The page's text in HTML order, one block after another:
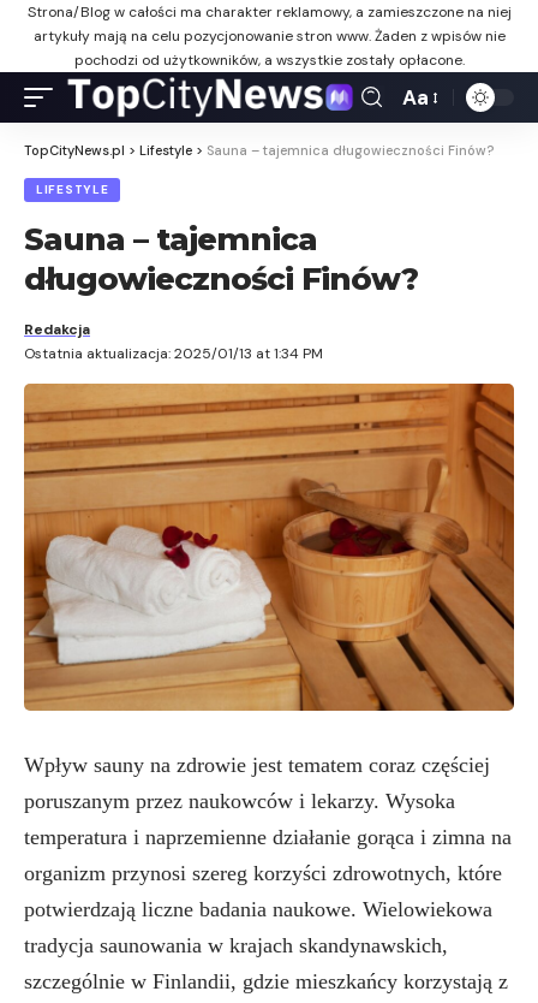
Strona/Blog w całości ma charakter reklamowy, a zamieszczone na niej
artykuły mają na celu pozycjonowanie stron www. Żaden z wpisów nie
pochodzi od użytkowników, a wszystkie zostały opłacone.
Aa
TopCityNews.pl > Lifestyle > Sauna – tajemnica długowieczności Finów?
LIFESTYLE
Sauna – tajemnica
długowieczności Finów?
Ostatnia aktualizacja: 2025/01/13 at 1:34 PM
Redakcja
Wpływ sauny na zdrowie jest tematem coraz częściej
poruszanym przez naukowców i lekarzy. Wysoka
temperatura i naprzemienne działanie gorąca i zimna na
organizm przynosi szereg korzyści zdrowotnych, które
potwierdzają liczne badania naukowe. Wielowiekowa
tradycja saunowania w krajach skandynawskich,
szczególnie w Finlandii, gdzie mieszkańcy korzystają z